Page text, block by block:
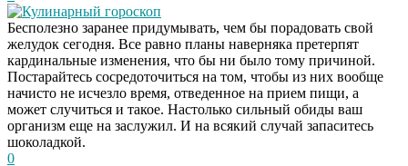
Кулинарный гороскоп
Бесполезно заранее придумывать, чем бы порадовать свой
желудок сегодня. Все равно планы наверняка претерпят
кардинальные изменения, что бы ни было тому причиной.
Постарайтесь сосредоточиться на том, чтобы из них вообще
начисто не исчезло время, отведенное на прием пищи, а
может случиться и такое. Настолько сильный обиды ваш
организм еще на заслужил. И на всякий случай запаситесь
шоколадкой.
0